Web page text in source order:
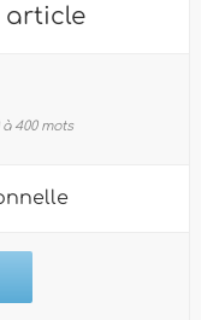
article
à 400 mots